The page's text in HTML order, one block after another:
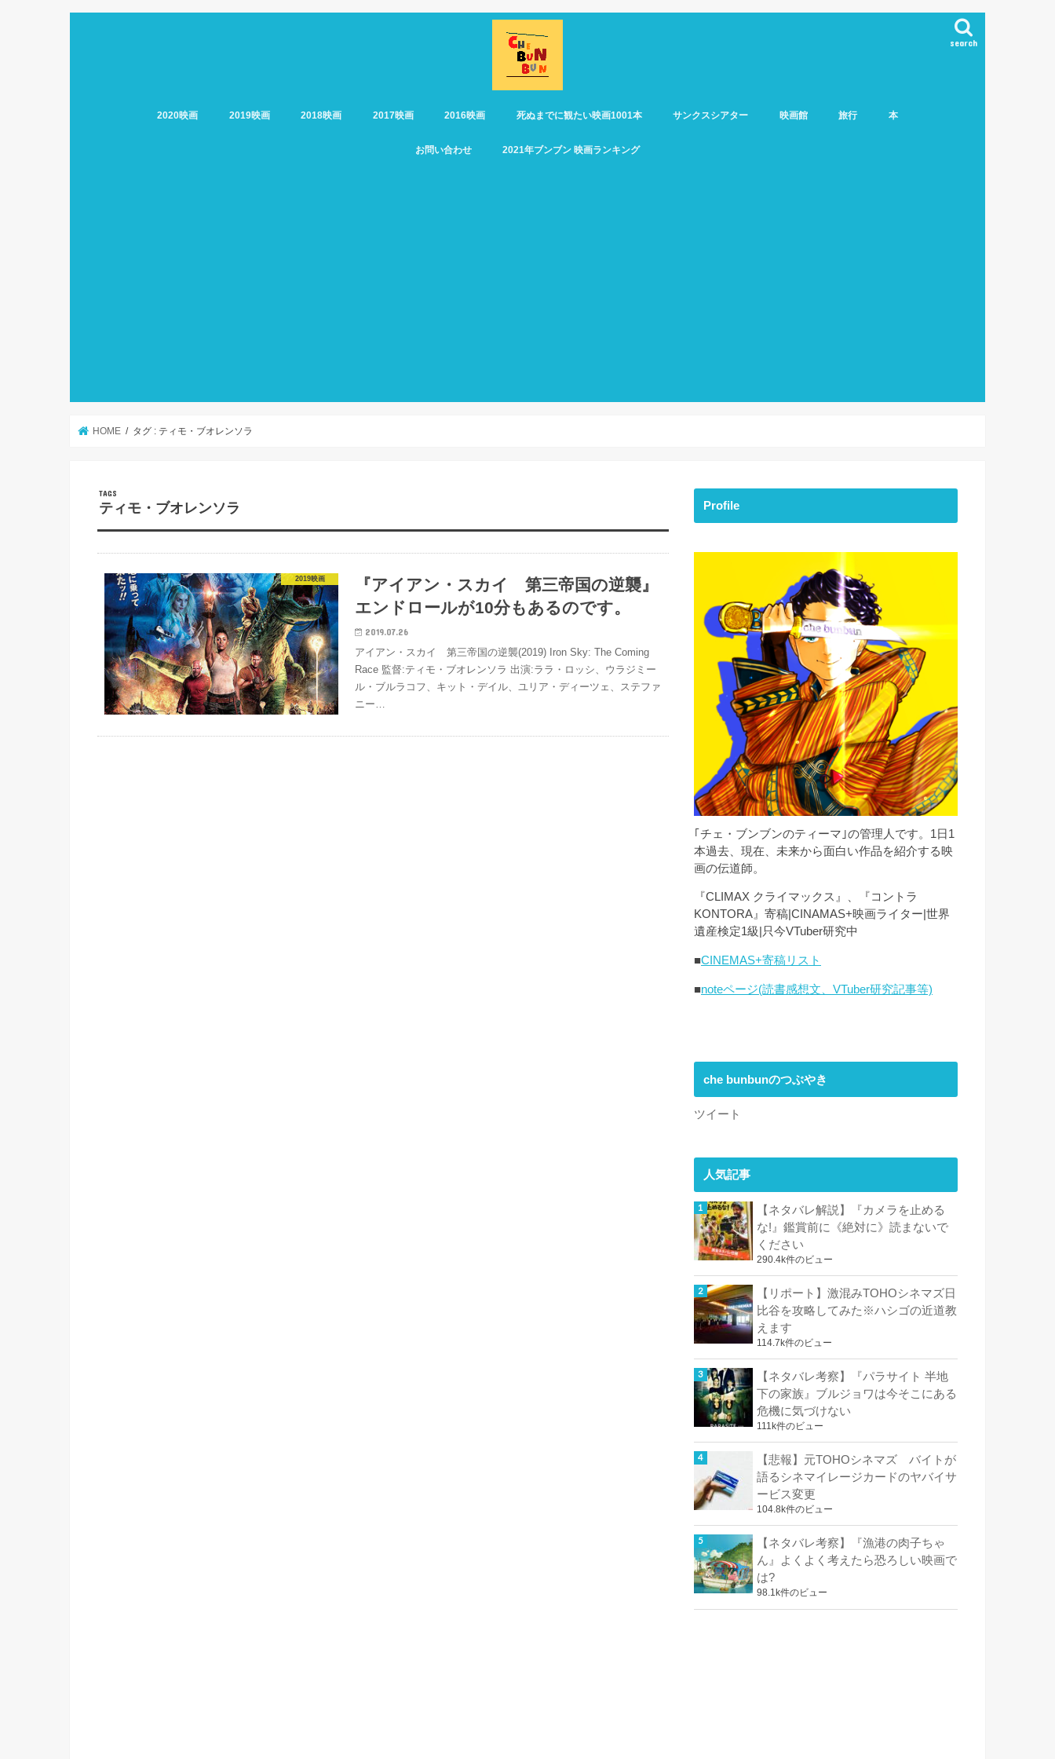
search
2020映画 2019映画 2018映画 2017映画 2016映画 死ぬまでに観たい映画1001本 サンクスシアター 映画館 旅行 本
お問い合わせ 2021年ブンブン 映画ランキング
HOME タグ : ティモ・ブオレンソラ
ティモ・ブオレンソラ
2019映画
『アイアン・スカイ 第三帝国の逆襲』
エンドロールが10分もあるのです。
2019.07.26
アイアン・スカイ 第三帝国の逆襲(2019) Iron Sky: The Coming
Race 監督:ティモ・ブオレンソラ 出演:ララ・ロッシ、ウラジミー
ル・ブルラコフ、キット・デイル、ユリア・ディーツェ、ステファ
ニー…
Profile
｢チェ・ブンブンのティーマ｣の管理人です。1日1
本過去、現在、未来から面白い作品を紹介する映
画の伝道師。
『CLIMAX クライマックス』、『コントラ
KONTORA』寄稿|CINAMAS+映画ライター|世界
遺産検定1級|只今VTuber研究中
■CINEMAS+寄稿リスト
■noteページ(読書感想文、VTuber研究記事等)
che bunbunのつぶやき
ツイート
人気記事
【ネタバレ解説】『カメラを止める
な!』鑑賞前に《絶対に》読まないで
ください
290.4k件のビュー
【リポート】激混みTOHOシネマズ日
比谷を攻略してみた※ハシゴの近道教
えます
114.7k件のビュー
【ネタバレ考察】『パラサイト 半地
下の家族』ブルジョワは今そこにある
危機に気づけない
111k件のビュー
【悲報】元TOHOシネマズ バイトが
語るシネマイレージカードのヤバイサ
ービス変更
104.8k件のビュー
【ネタバレ考察】『漁港の肉子ちゃ
ん』よくよく考えたら恐ろしい映画で
は?
98.1k件のビュー